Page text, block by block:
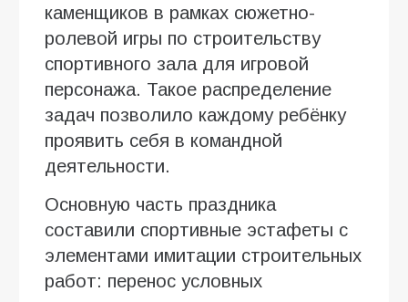
каменщиков в рамках сюжетно-
ролевой игры по строительству
спортивного зала для игровой
персонажа. Такое распределение
задач позволило каждому ребёнку
проявить себя в командной
деятельности.
Основную часть праздника
составили спортивные эстафеты с
элементами имитации строительных
работ: перенос условных